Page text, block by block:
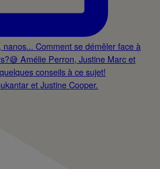
et Justine Cooper.